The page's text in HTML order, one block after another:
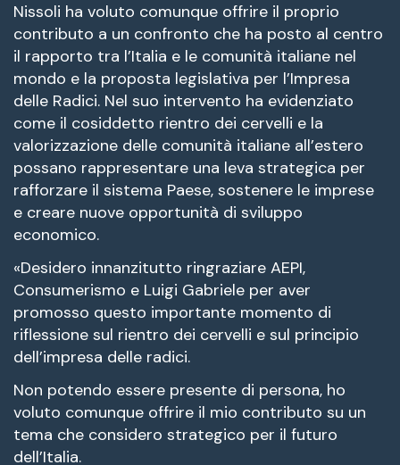
Nissoli ha voluto comunque offrire il proprio
contributo a un confronto che ha posto al centro
il rapporto tra l’Italia e le comunità italiane nel
mondo e la proposta legislativa per l’Impresa
delle Radici. Nel suo intervento ha evidenziato
come il cosiddetto rientro dei cervelli e la
valorizzazione delle comunità italiane all’estero
possano rappresentare una leva strategica per
rafforzare il sistema Paese, sostenere le imprese
e creare nuove opportunità di sviluppo
economico.
«Desidero innanzitutto ringraziare AEPI,
Consumerismo e Luigi Gabriele per aver
promosso questo importante momento di
riflessione sul rientro dei cervelli e sul principio
dell’impresa delle radici.
Non potendo essere presente di persona, ho
voluto comunque offrire il mio contributo su un
tema che considero strategico per il futuro
dell’Italia.